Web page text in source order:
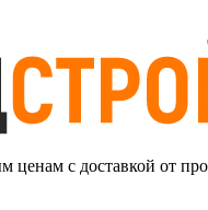
с доставкой от